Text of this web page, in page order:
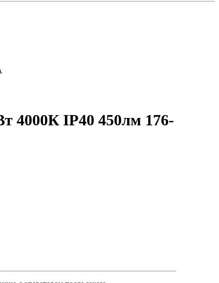
4000К IP40 450лм 176-